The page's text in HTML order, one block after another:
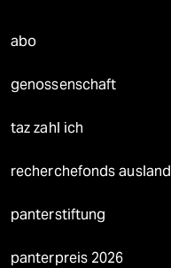
abo
genossenschaft
taz zahl ich
recherchefonds ausland
panterstiftung
panterpreis 2026